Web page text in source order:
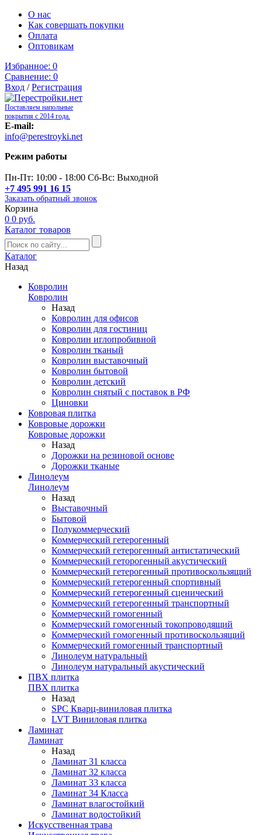
О нас
Как совершать покупки
Оплата
Оптовикам
Избранное: 0
Сравнение: 0
Вход /Регистрация
Поставляем напольные
покрытия с 2014 года.
E-mail:
info@perestroyki.net
Режим работы
Пн-Пт: 10:00 - 18:00 Сб-Вс: Выходной
+7 495 991 16 15
Заказать обратный звонок
Корзина
0 0 руб.
Каталог товаров
Каталог
Назад
Ковролин
Ковролин
Назад
Ковролин для офисов
Ковролин для гостиниц
Ковролин иглопробивной
Ковролин тканый
Ковролин выставочный
Ковролин бытовой
Ковролин детский
Ковролин снятый с поставок в РФ
Циновки
Ковровая плитка
Ковровые дорожки
Ковровые дорожки
Назад
Дорожки на резиновой основе
Дорожки тканые
Линолеум
Линолеум
Назад
Выставочный
Бытовой
Полукоммерческий
Коммерческий гетерогенный
Коммерческий гетерогенный антистатический
Коммерческий геторогенный акустический
Коммерческий гетерогенный противоскользящий
Коммерческий гетерогенный спортивный
Коммерческий гетерогенный сценический
Коммерческий гетерогенный транспортный
Коммерческий гомогенный
Коммерческий гомогенный токопроводящий
Коммерческий гомогенный противоскользящий
Коммерческий гомогенный транспортный
Линолеум натуральный
Линолеум натуральный акустический
ПВХ плитка
ПВХ плитка
Назад
SPC Кварц-виниловая плитка
LVT Виниловая плитка
Ламинат
Ламинат
Назад
Ламинат 31 класса
Ламинат 32 класса
Ламинат 33 класса
Ламинат 34 Класса
Ламинат влагостойкий
Ламинат водостойкий
Искусственная трава